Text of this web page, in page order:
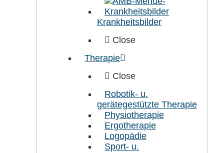
Krankheitsbilder
Close
Therapie
Close
Robotik- u.
gerätegestützte Therapie
Physiotherapie
Ergotherapie
Logopädie
Sport- u.